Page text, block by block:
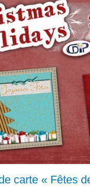
carte « Fêtes